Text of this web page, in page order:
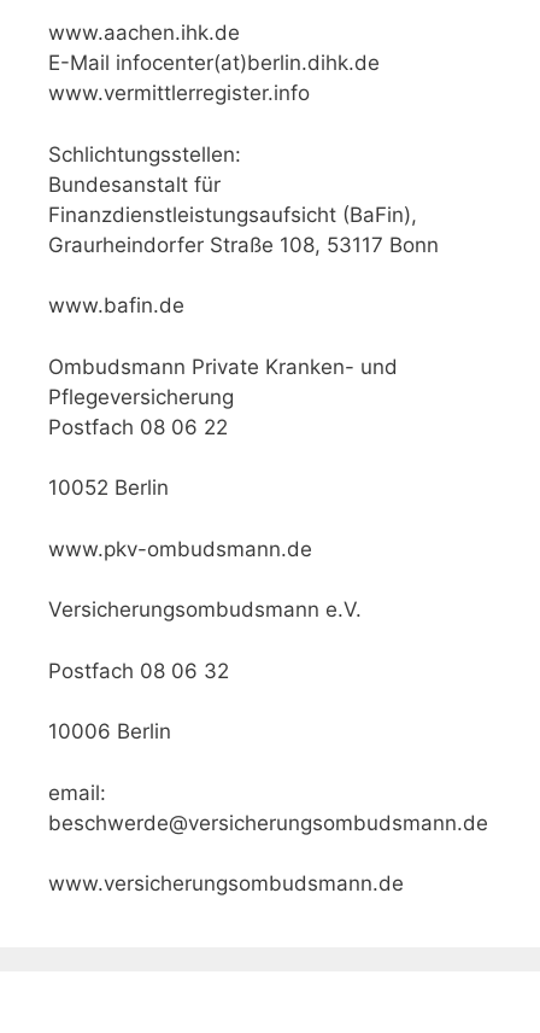
www.aachen.ihk.de
E-Mail infocenter(at)berlin.dihk.de
www.vermittlerregister.info
Schlichtungsstellen:
Bundesanstalt für
Finanzdienstleistungsaufsicht (BaFin),
Graurheindorfer Straße 108, 53117 Bonn
www.bafin.de
Ombudsmann Private Kranken- und
Pflegeversicherung
Postfach 08 06 22
10052 Berlin
www.pkv-ombudsmann.de
Versicherungsombudsmann e.V.
Postfach 08 06 32
10006 Berlin
email:
beschwerde@versicherungsombudsmann.de
www.versicherungsombudsmann.de